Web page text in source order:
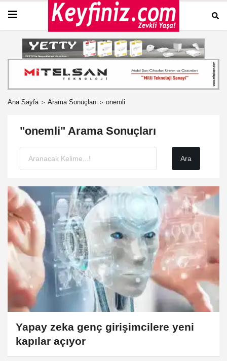
Ana Sayfa Arama Sonuçları onemli
"onemli" Arama Sonuçları
Yapay zeka genç girişimcilere yeni
kapılar açıyor